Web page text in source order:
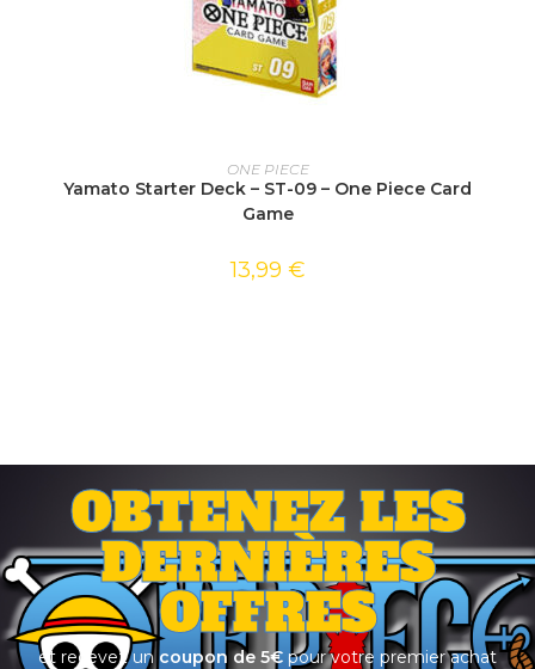
AJOUTER AU PANIER
ONE PIECE
Yamato Starter Deck – ST-09 – One Piece Card
Game
13,99 €
OBTENEZ LES
DERNIÈRES
OFFRES
et recevez un coupon de 5€ pour votre premier achat